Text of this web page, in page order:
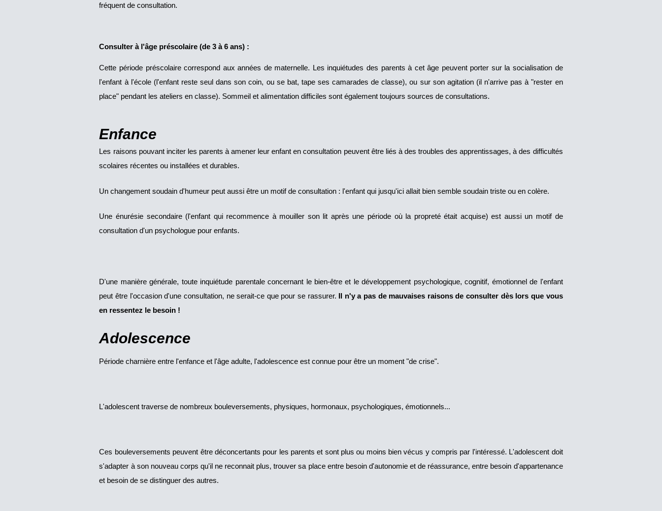
fréquent de consultation.
Consulter à l'âge préscolaire (de 3 à 6 ans) :
Cette période préscolaire correspond aux années de maternelle. Les inquiétudes des parents à cet âge peuvent porter sur la socialisation de
l'enfant à l'école (l'enfant reste seul dans son coin, ou se bat, tape ses camarades de classe), ou sur son agitation (il n'arrive pas à "rester en
place" pendant les ateliers en classe). Sommeil et alimentation difficiles sont également toujours sources de consultations.
Enfance
Les raisons pouvant inciter les parents à amener leur enfant en consultation peuvent être liés à des troubles des apprentissages, à des difficultés
scolaires récentes ou installées et durables.
Un changement soudain d'humeur peut aussi être un motif de consultation : l'enfant qui jusqu'ici allait bien semble soudain triste ou en colère.
Une énurésie secondaire (l'enfant qui recommence à mouiller son lit après une période où la propreté était acquise) est aussi un motif de
consultation d'un psychologue pour enfants.
D'une manière générale, toute inquiétude parentale concernant le bien-être et le développement psychologique, cognitif, émotionnel de l'enfant
peut être l'occasion d'une consultation, ne serait-ce que pour se rassurer. Il n'y a pas de mauvaises raisons de consulter dès lors que vous
en ressentez le besoin !
Adolescence
Période charnière entre l'enfance et l'âge adulte, l'adolescence est connue pour être un moment "de crise".
L'adolescent traverse de nombreux bouleversements, physiques, hormonaux, psychologiques, émotionnels...
Ces bouleversements peuvent être déconcertants pour les parents et sont plus ou moins bien vécus y compris par l'intéressé. L'adolescent doit
s'adapter à son nouveau corps qu'il ne reconnait plus, trouver sa place entre besoin d'autonomie et de réassurance, entre besoin d'appartenance
et besoin de se distinguer des autres.